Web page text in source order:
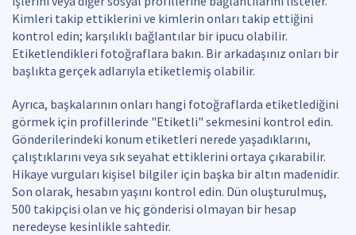
Kimleri takip ettiklerini ve kimlerin onları takip ettiğini
kontrol edin; karşılıklı bağlantılar bir ipucu olabilir.
Etiketlendikleri fotoğraflara bakın. Bir arkadaşınız onları bir
başlıkta gerçek adlarıyla etiketlemiş olabilir.
Ayrıca, başkalarının onları hangi fotoğraflarda etiketlediğini
görmek için profillerinde "Etiketli" sekmesini kontrol edin.
Gönderilerindeki konum etiketleri nerede yaşadıklarını,
çalıştıklarını veya sık seyahat ettiklerini ortaya çıkarabilir.
Hikaye vurguları kişisel bilgiler için başka bir altın madenidir.
Son olarak, hesabın yaşını kontrol edin. Dün oluşturulmuş,
500 takipçisi olan ve hiç gönderisi olmayan bir hesap
neredeyse kesinlikle sahtedir.